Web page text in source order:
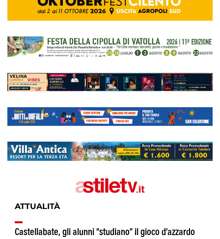
ATTUALITÀ
Castellabate, gli alunni “studiano” il gioco d’azzardo